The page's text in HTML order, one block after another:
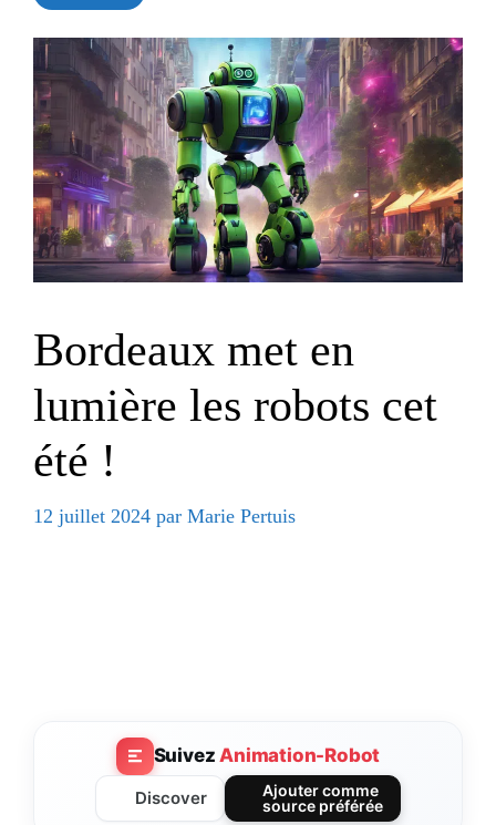
Bordeaux met en
lumière les robots cet
été !
12 juillet 2024 par Marie Pertuis
SuivezAnimation-Robot
Discover
Ajouter comme
source préférée